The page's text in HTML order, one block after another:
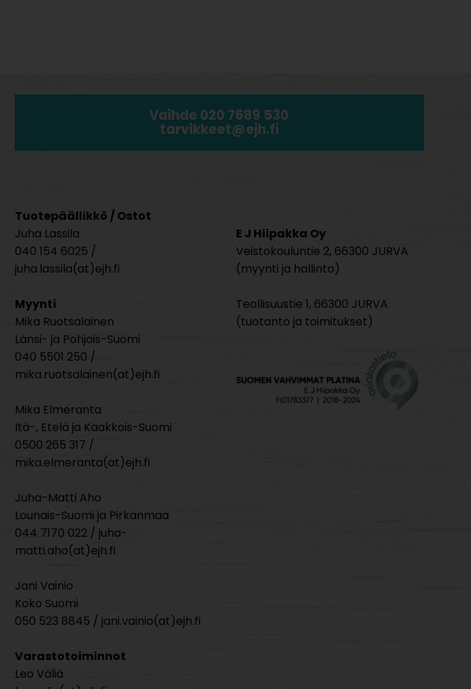
Vaihde 020 7689 530
tarvikkeet@ejh.fi
Tuotepäällikkö / Ostot
Juha Lassila
040 154 6025 /
juha.lassila(at)ejh.fi
Myynti
Mika Ruotsalainen
Länsi- ja Pohjois-Suomi
040 5501 250 /
mika.ruotsalainen(at)ejh.fi
Mika Elmeranta
Itä-, Etelä ja Kaakkois-Suomi
0500 265 317 /
mika.elmeranta(at)ejh.fi
Juha-Matti Aho
Lounais-Suomi ja Pirkanmaa
044 7170 022 / juha-
matti.aho(at)ejh.fi
Jani Vainio
Koko Suomi
050 523 8845 / jani.vainio(at)ejh.fi
Varastotoiminnot
Leo Väliä
E J Hiipakka Oy
Veistokouluntie 2, 66300 JURVA
(myynti ja hallinto)
Teollisuustie 1, 66300 JURVA
(tuotanto ja toimitukset)